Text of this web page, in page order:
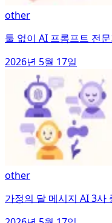
other
툴 없이 AI 프롬프트 전
2026년 5월 17일
other
가정의 달 메시지 AI 3사